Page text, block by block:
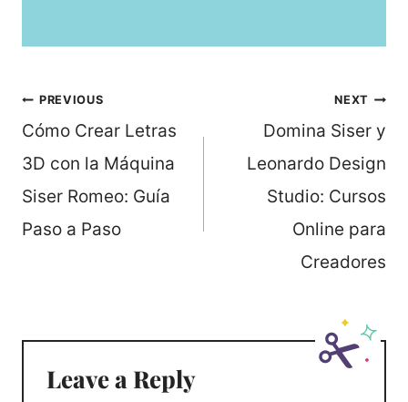
Post
navigation
PREVIOUS
Cómo Crear Letras
3D con la Máquina
Siser Romeo: Guía
Paso a Paso
NEXT
Domina Siser y
Leonardo Design
Studio: Cursos
Online para
Creadores
Leave a Reply